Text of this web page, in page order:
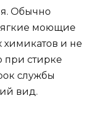
Обычно
моющие
химикатов и не
при стирке
службы
вид.